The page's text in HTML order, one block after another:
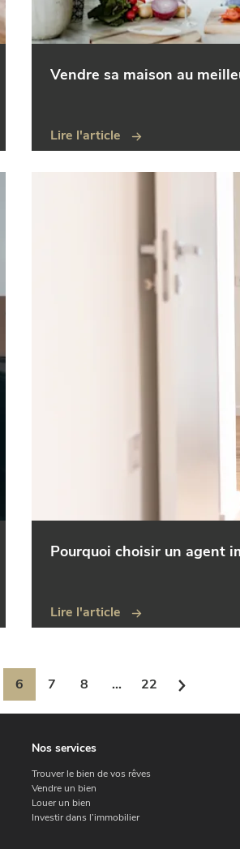
Vendre sa maison au
Lire l'article
Pourquoi choisir un agent
Lire l'article
6 7 8 ... 22
Nos services
Trouver le bien de vos rêves
Vendre un bien
Louer un bien
Investir dans l’immobilier